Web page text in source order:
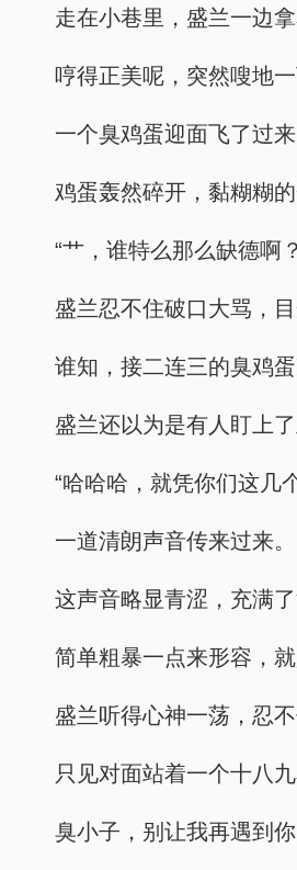
走在小巷里，盛兰一边
哼得正美呢，突然嗖地一
一个臭鸡蛋迎面飞了过
鸡蛋轰然碎开，黏糊糊
“艹，谁特么那么缺德啊
盛兰忍不住破口大骂，目
谁知，接二连三的臭鸡蛋
盛兰还以为是有人盯上
“哈哈哈，就凭你们这几
一道清朗声音传来过来。
这声音略显青涩，充满
简单粗暴一点来形容，
盛兰听得心神一荡，忍不
只见对面站着一个十八
臭小子，别让我再遇到你